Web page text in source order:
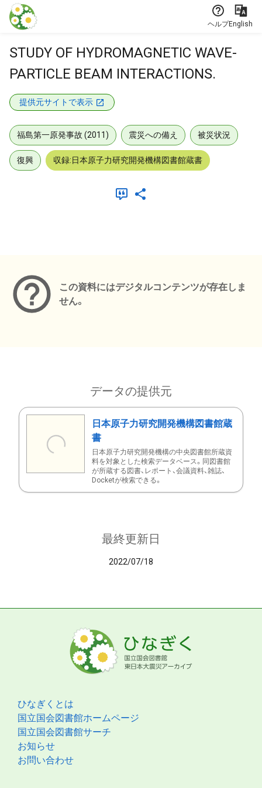
本文に飛ぶ
ヘルプEnglish
STUDY OF HYDROMAGNETIC WAVE-
PARTICLE BEAM INTERACTIONS.
提供元サイトで表示
福島第一原発事故 (2011) 震災への備え 被災状況
復興 収録:日本原子力研究開発機構図書館蔵書
この資料にはデジタルコンテンツが存在しま
せん。
データの提供元
日本原子力研究開発機構図書館蔵
書
日本原子力研究開発機構の中央図書館所蔵資
料を対象とした検索データベース。同図書館
が所蔵する図書、レポート、会議資料、雑誌、
Docketが検索できる。
最終更新日
2022/07/18
ひなぎくとは
国立国会図書館ホームページ
国立国会図書館サーチ
お知らせ
お問い合わせ